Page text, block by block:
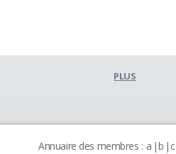
PLUS
Annuaire des membres : a b c